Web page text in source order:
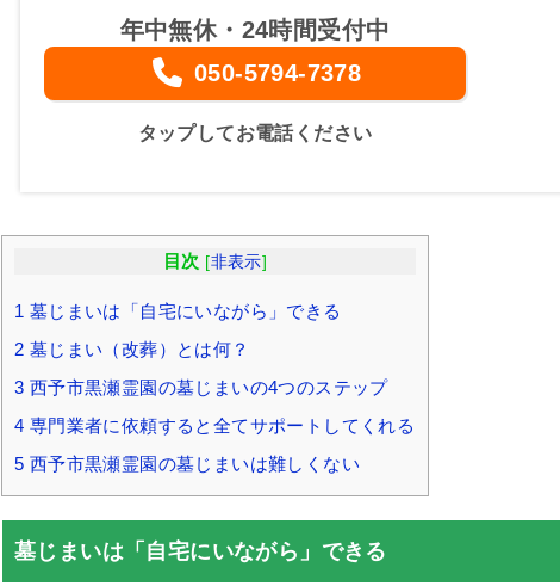
年中無休・24時間受付中
050-5794-7378
タップしてお電話ください
目次 [非表示]
1 墓じまいは「自宅にいながら」できる
2 墓じまい（改葬）とは何？
3 西予市黒瀬霊園の墓じまいの4つのステップ
4 専門業者に依頼すると全てサポートしてくれる
5 西予市黒瀬霊園の墓じまいは難しくない
墓じまいは「自宅にいながら」できる